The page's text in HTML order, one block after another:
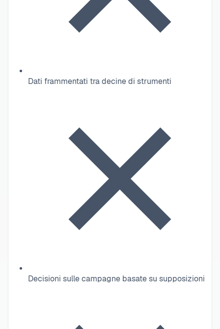
Dati frammentati tra decine di strumenti
Decisioni sulle campagne basate su supposizioni